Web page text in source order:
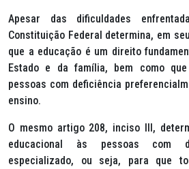
Apesar das dificuldades
Constituição Federal determina, em
que a educação é um direito
Estado e da família, bem como
pessoas com deficiência
ensino.
O mesmo artigo 208, inciso III,
educacional às pessoas com
especializado, ou seja, para que